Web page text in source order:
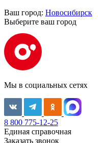
Ваш город: Новосибирск
Выберите ваш город
Мы в социальных сетях
8 800 775-12-25
Единая справочная
Заказать звонок